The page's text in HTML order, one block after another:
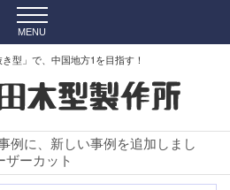
型」で、中国地方1を目指す！
例に、新しい事例を追加しまし
ーカット